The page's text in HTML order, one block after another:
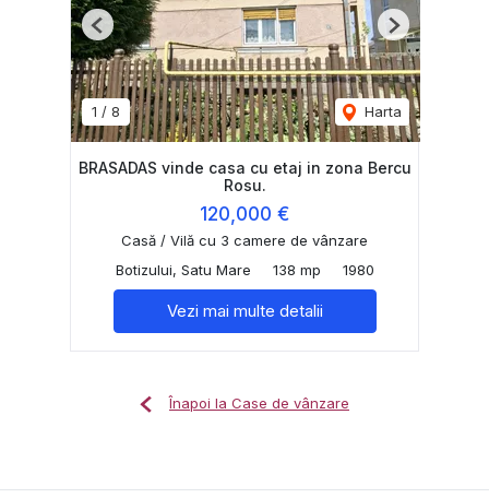
1 / 8 Harta
Previous Next
BRASADAS vinde casa cu etaj in zona Bercu
Rosu.
120,000 €
Casă / Vilă cu 3 camere de vânzare
Botizului, Satu Mare
138 mp 1980
Vezi mai multe detalii
Înapoi la Case de vânzare